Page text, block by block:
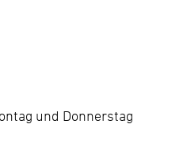
und Donnerstag